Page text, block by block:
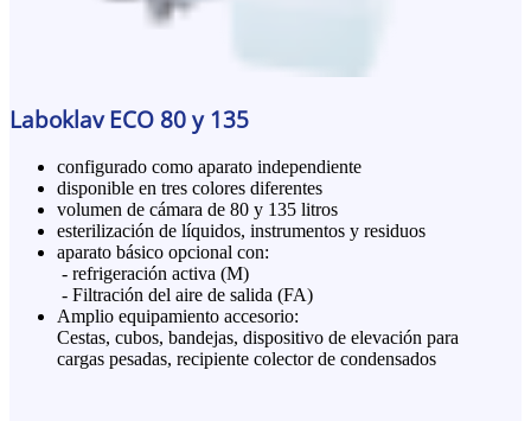
Laboklav ECO 80 y 135
configurado como aparato independiente
disponible en tres colores diferentes
volumen de cámara de 80 y 135 litros
esterilización de líquidos, instrumentos y residuos
aparato básico opcional con:
- refrigeración activa (M)
- Filtración del aire de salida (FA)
Amplio equipamiento accesorio:
Cestas, cubos, bandejas, dispositivo de elevación para
cargas pesadas, recipiente colector de condensados